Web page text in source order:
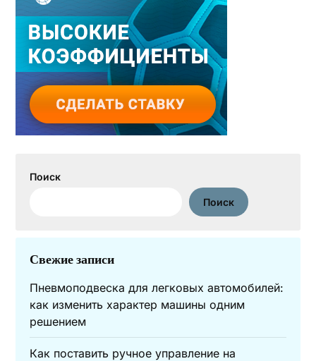
Поиск
Поиск
Свежие записи
Пневмоподвеска для легковых автомобилей:
как изменить характер машины одним
решением
Как поставить ручное управление на